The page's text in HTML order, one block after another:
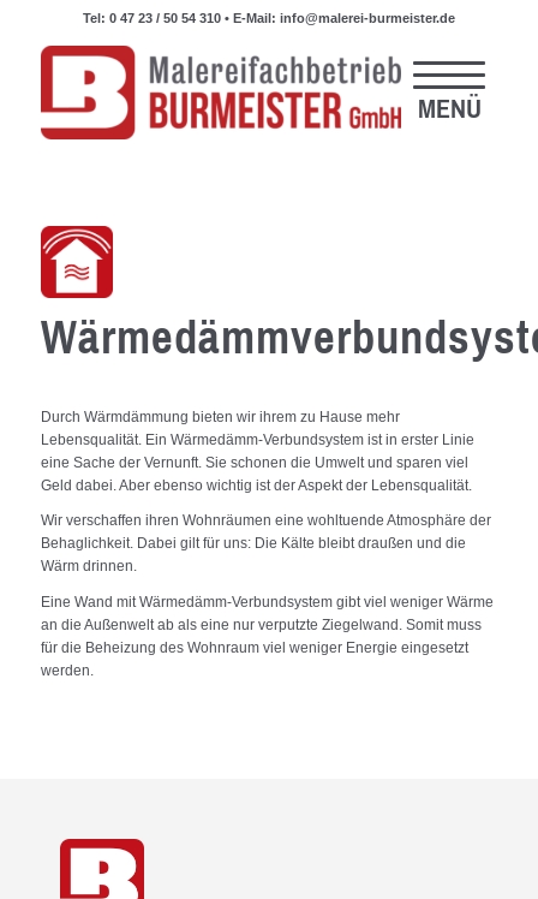
Tel: 0 47 23 / 50 54 310 • E-Mail: info@malerei-burmeister.de
Durch Wärmdämmung bieten wir ihrem zu Hause mehr
Lebensqualität. Ein Wärmedämm-Verbundsystem ist in erster Linie
eine Sache der Vernunft. Sie schonen die Umwelt und sparen viel
Geld dabei. Aber ebenso wichtig ist der Aspekt der Lebensqualität.
Wir verschaffen ihren Wohnräumen eine wohltuende Atmosphäre der
Behaglichkeit. Dabei gilt für uns: Die Kälte bleibt draußen und die
Wärm drinnen.
Eine Wand mit Wärmedämm-Verbundsystem gibt viel weniger Wärme
an die Außenwelt ab als eine nur verputzte Ziegelwand. Somit muss
für die Beheizung des Wohnraum viel weniger Energie eingesetzt
werden.